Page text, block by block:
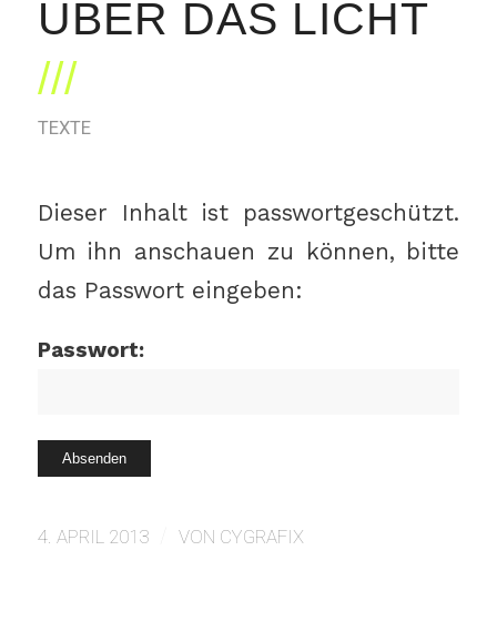
ÜBER DAS LICHT
TEXTE
Dieser Inhalt ist passwortgeschützt.
Um ihn anschauen zu können, bitte
das Passwort eingeben:
Passwort:
4. APRIL 2013 VON CYGRAFIX